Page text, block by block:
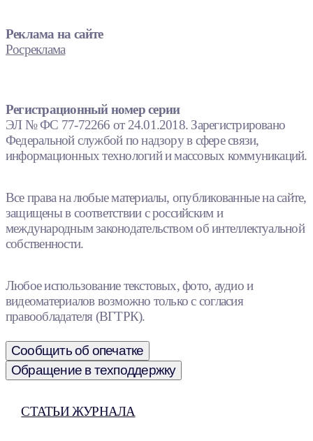
Реклама на сайте
Росреклама
Регистрационный номер серии
ЭЛ № ФС 77-72266 от 24.01.2018. Зарегистрировано
Федеральной службой по надзору в сфере связи,
информационных технологий и массовых коммуникаций.
Все права на любые материалы, опубликованные на сайте,
защищены в соответствии с российским и
международным законодательством об интеллектуальной
собственности.
Любое использование текстовых, фото, аудио и
видеоматериалов возможно только с согласия
правообладателя (ВГТРК).
Сообщить об опечатке
Обращение в техподдержку
СТАТЬИ ЖУРНАЛА